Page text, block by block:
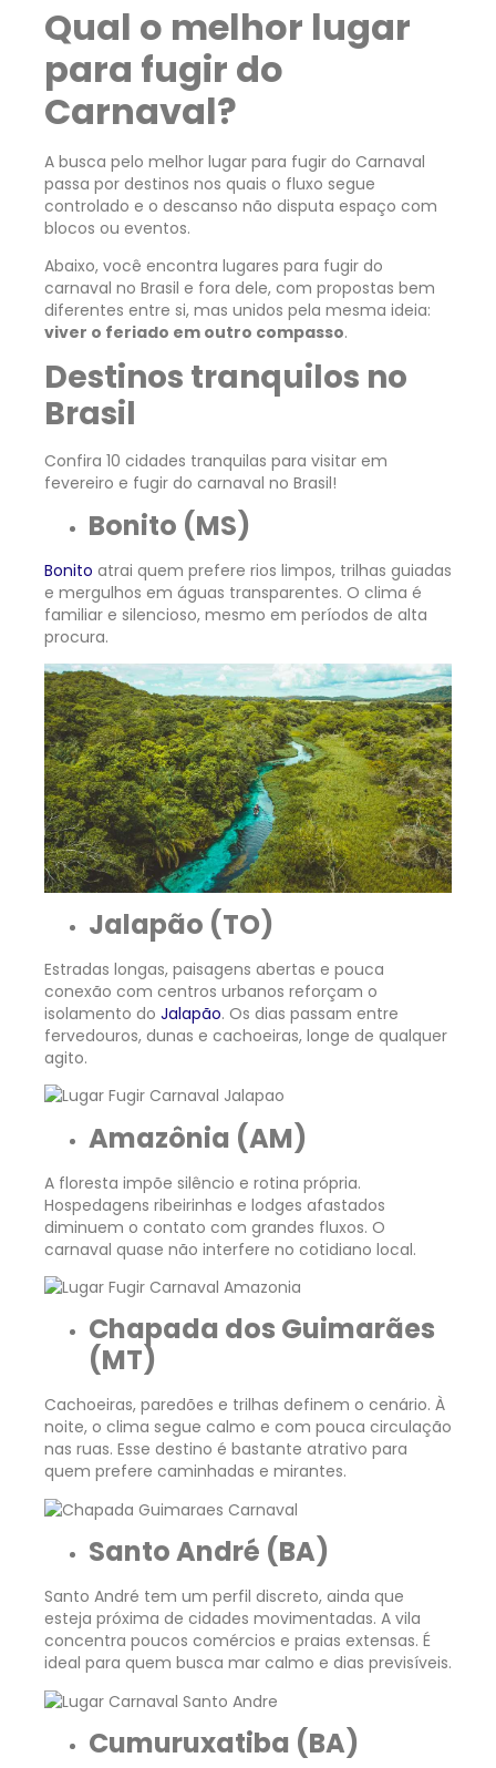
Qual o melhor lugar
para fugir do
Carnaval?
A busca pelo melhor lugar para fugir do Carnaval
passa por destinos nos quais o fluxo segue
controlado e o descanso não disputa espaço com
blocos ou eventos.
Abaixo, você encontra lugares para fugir do
carnaval no Brasil e fora dele, com propostas bem
diferentes entre si, mas unidos pela mesma ideia:
viver o feriado em outro compasso.
Destinos tranquilos no
Brasil
Confira 10 cidades tranquilas para visitar em
fevereiro e fugir do carnaval no Brasil!
Bonito (MS)
Bonito atrai quem prefere rios limpos, trilhas guiadas
e mergulhos em águas transparentes. O clima é
familiar e silencioso, mesmo em períodos de alta
procura.
Jalapão (TO)
Estradas longas, paisagens abertas e pouca
conexão com centros urbanos reforçam o
isolamento do Jalapão. Os dias passam entre
fervedouros, dunas e cachoeiras, longe de qualquer
agito.
Amazônia (AM)
A floresta impõe silêncio e rotina própria.
Hospedagens ribeirinhas e lodges afastados
diminuem o contato com grandes fluxos. O
carnaval quase não interfere no cotidiano local.
Chapada dos Guimarães
(MT)
Cachoeiras, paredões e trilhas definem o cenário. À
noite, o clima segue calmo e com pouca circulação
nas ruas. Esse destino é bastante atrativo para
quem prefere caminhadas e mirantes.
Santo André (BA)
Santo André tem um perfil discreto, ainda que
esteja próxima de cidades movimentadas. A vila
concentra poucos comércios e praias extensas. É
ideal para quem busca mar calmo e dias previsíveis.
Cumuruxatiba (BA)